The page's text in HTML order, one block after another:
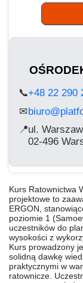
📞+48 22 290
✉
📍ul.
02-496
Kurs Ratownictwa
projektowe to
ERGON,
poziomie 1
uczestników do
wysokości z
Kurs prowadzony
solidną dawkę
praktycznymi w
ratownicze.